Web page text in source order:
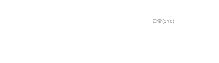
日常(310)